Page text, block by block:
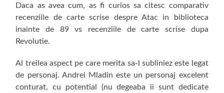
Daca as avea cum, as fi curios sa citesc comparativ
recenziile de carte scrise despre Atac in biblioteca
inainte de 89 vs recenziile de carte scrise dupa
Revolutie.
Al treilea aspect pe care merita sa-l subliniez este legat
de personaj. Andrei Mladin este un personaj excelent
conturat, cu potential (nu degeaba ii sunt dedicate